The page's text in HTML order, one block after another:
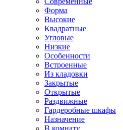
Форма
Высокие
Квадратные
Угловые
Низкие
Особенности
Встроенные
Из кладовки
Закрытые
Открытые
Раздвижные
Гардеробные шкафы
Назначение
В комнату